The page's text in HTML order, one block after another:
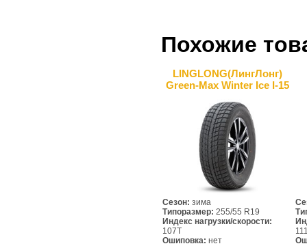
Похожие
LINGLONG(ЛингЛонг)
Green-Max Winter Ice I-15
Сезон: зима
Типоразмер: 255/55 R19
Индекс нагрузки/скорости:
107T
Ошиповка: нет